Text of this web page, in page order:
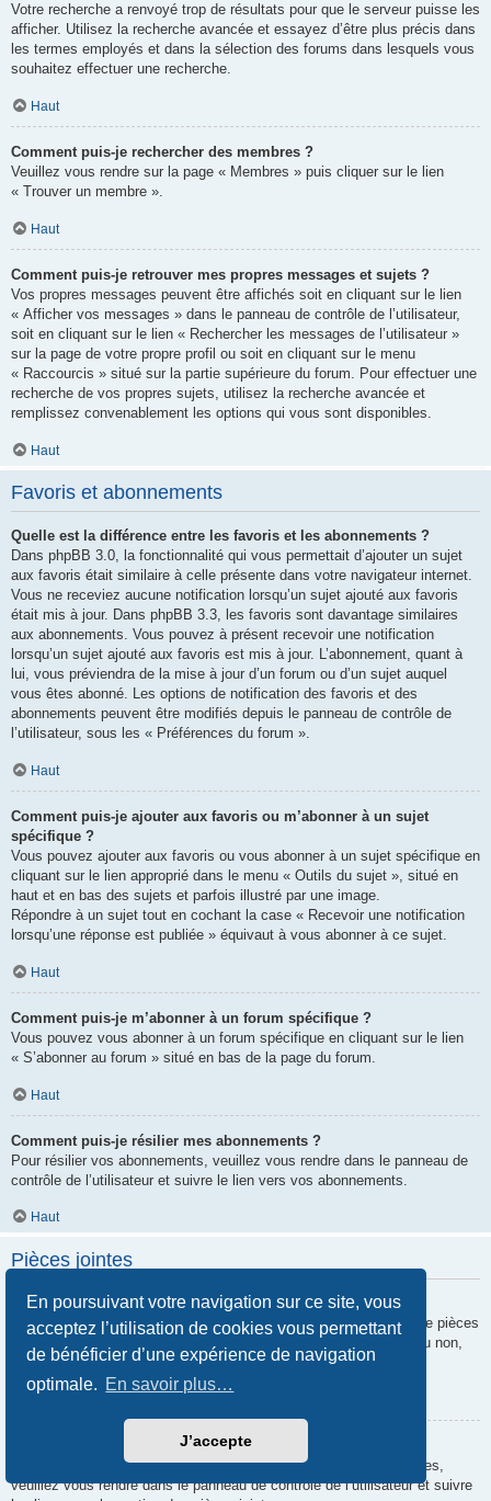
En poursuivant votre navigation sur ce site, vous
acceptez l’utilisation de cookies vous permettant
de bénéficier d’une expérience de navigation
optimale. En savoir plus…
J’accepte
Votre recherche a renvoyé trop de résultats pour que le serveur puisse les
afficher. Utilisez la recherche avancée et essayez d’être plus précis dans
les termes employés et dans la sélection des forums dans lesquels vous
souhaitez effectuer une recherche.
Haut
Comment puis-je rechercher des membres ?
Veuillez vous rendre sur la page « Membres » puis cliquer sur le lien
« Trouver un membre ».
Haut
Comment puis-je retrouver mes propres messages et sujets ?
Vos propres messages peuvent être affichés soit en cliquant sur le lien
« Afficher vos messages » dans le panneau de contrôle de l’utilisateur,
soit en cliquant sur le lien « Rechercher les messages de l’utilisateur »
sur la page de votre propre profil ou soit en cliquant sur le menu
« Raccourcis » situé sur la partie supérieure du forum. Pour effectuer une
recherche de vos propres sujets, utilisez la recherche avancée et
remplissez convenablement les options qui vous sont disponibles.
Haut
Favoris et abonnements
Quelle est la différence entre les favoris et les abonnements ?
Dans phpBB 3.0, la fonctionnalité qui vous permettait d’ajouter un sujet
aux favoris était similaire à celle présente dans votre navigateur internet.
Vous ne receviez aucune notification lorsqu’un sujet ajouté aux favoris
était mis à jour. Dans phpBB 3.3, les favoris sont davantage similaires
aux abonnements. Vous pouvez à présent recevoir une notification
lorsqu’un sujet ajouté aux favoris est mis à jour. L’abonnement, quant à
lui, vous préviendra de la mise à jour d’un forum ou d’un sujet auquel
vous êtes abonné. Les options de notification des favoris et des
abonnements peuvent être modifiés depuis le panneau de contrôle de
l’utilisateur, sous les « Préférences du forum ».
Haut
Comment puis-je ajouter aux favoris ou m’abonner à un sujet
spécifique ?
Vous pouvez ajouter aux favoris ou vous abonner à un sujet spécifique en
cliquant sur le lien approprié dans le menu « Outils du sujet », situé en
haut et en bas des sujets et parfois illustré par une image.
Répondre à un sujet tout en cochant la case « Recevoir une notification
lorsqu’une réponse est publiée » équivaut à vous abonner à ce sujet.
Haut
Comment puis-je m’abonner à un forum spécifique ?
Vous pouvez vous abonner à un forum spécifique en cliquant sur le lien
« S’abonner au forum » situé en bas de la page du forum.
Haut
Comment puis-je résilier mes abonnements ?
Pour résilier vos abonnements, veuillez vous rendre dans le panneau de
contrôle de l’utilisateur et suivre le lien vers vos abonnements.
Haut
Pièces jointes
Quelles pièces jointes sont autorisées sur ce forum ?
Chaque administrateur peut autoriser ou interdire certains types de pièces
jointes. Si vous n’êtes pas certain de savoir ce qui est autorisé ou non,
nous vous invitons à contacter un administrateur du forum.
Comment puis-je retrouver toutes mes pièces jointes ?
Pour retrouver la liste des pièces jointes que vous avez transférées,
veuillez vous rendre dans le panneau de contrôle de l’utilisateur et suivre